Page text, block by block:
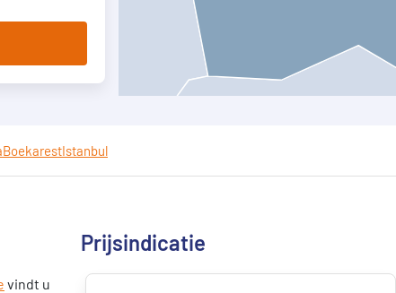
BoekarestIstanbul
vindt u
Prijsindicatie